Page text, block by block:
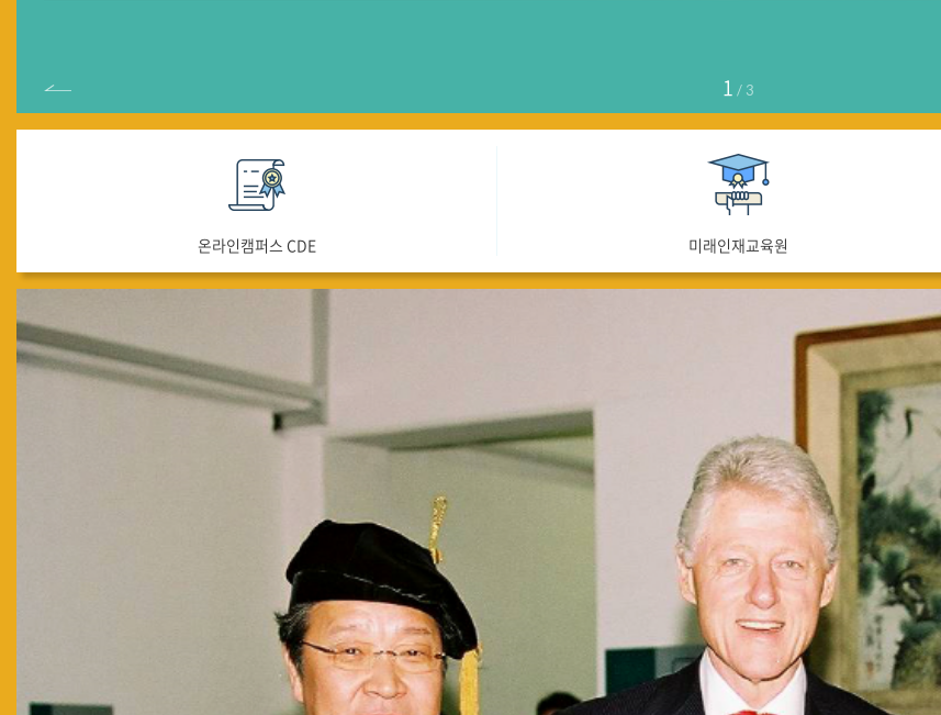
1 / 3
이전
온라인캠퍼스 CDE 미래인재교육원